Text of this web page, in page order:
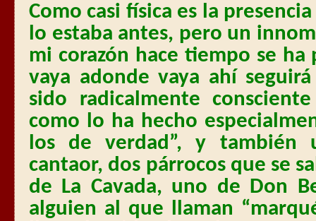
Como casi física es la
lo estaba antes, pero un
mi corazón hace tiempo se
vaya adonde vaya ahí
sido radicalmente
como lo ha hecho
los de verdad”, y también
cantaor, dos párrocos que se
de La Cavada, uno de Don
alguien al que llaman